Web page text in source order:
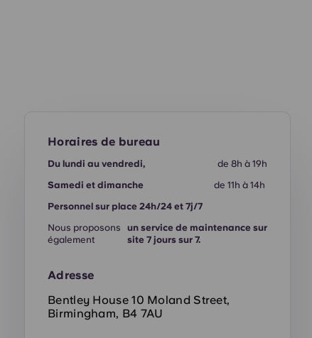
Horaires de bureau
Du lundi au vendredi,
de 8h à 19h
Samedi et dimanche
de 11h à 14h
Personnel sur place 24h/24 et 7j/7
Nous proposons
également
un service de maintenance sur
site 7 jours sur 7.
Adresse
Bentley House 10 Moland Street,
Birmingham, B4 7AU